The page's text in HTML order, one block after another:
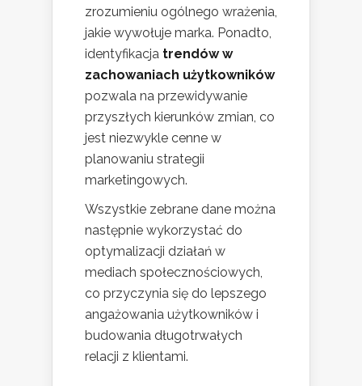
zrozumieniu ogólnego wrażenia,
jakie wywołuje marka. Ponadto,
identyfikacja trendów w
zachowaniach użytkowników
pozwala na przewidywanie
przyszłych kierunków zmian, co
jest niezwykle cenne w
planowaniu strategii
marketingowych.
Wszystkie zebrane dane można
następnie wykorzystać do
optymalizacji działań w
mediach społecznościowych,
co przyczynia się do lepszego
angażowania użytkowników i
budowania długotrwałych
relacji z klientami.